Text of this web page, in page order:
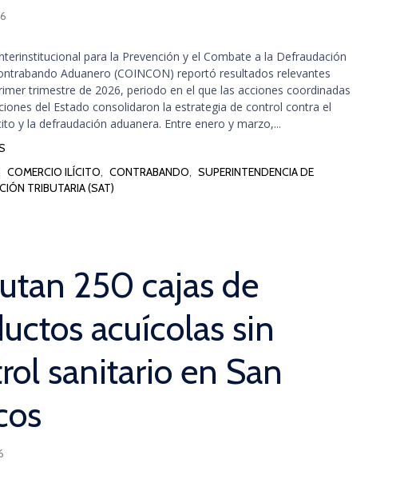
para la Prevención y el Combate a la Defraudación
Aduanero (COINCON) reportó resultados relevantes
trimestre de 2026, periodo en el que las acciones coordinadas
del Estado consolidaron la estrategia de control contra el
y la defraudación aduanera. Entre enero y marzo,...
COMERCIO ILÍCITO, CONTRABANDO, SUPERINTENDENCIA DE
TRIBUTARIA (SAT)
250 cajas de
acuícolas sin
sanitario en San